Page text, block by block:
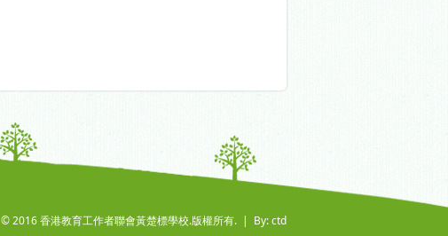
© 2016 香港教育工作者聯會黃楚標學校.版權所有. | By: ctd